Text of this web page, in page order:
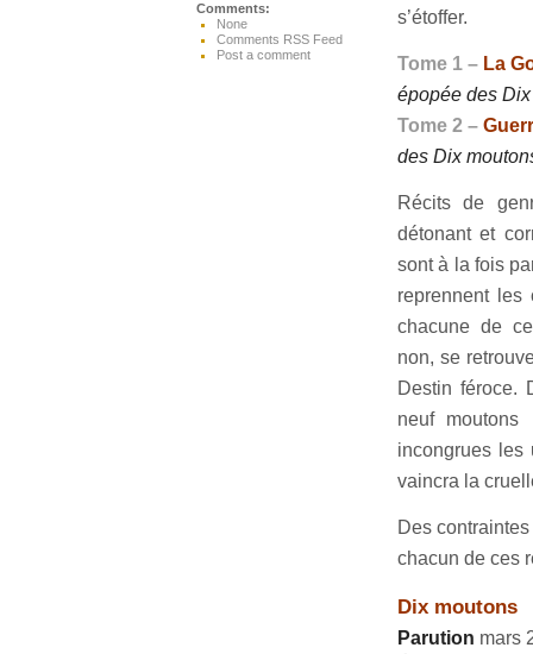
s’étoffer.
Tome 1 – La
épopée des
Tome 2 –
des Dix
Récits de
détonant et
sont à la fois
reprennent les
chacune de
non, se
Destin féroce.
neuf moutons
incongrues les
vaincra la
Des
chacun de ces
Dix moutons
Parution mars
Comments:
None
Comments RSS Feed
Post a comment